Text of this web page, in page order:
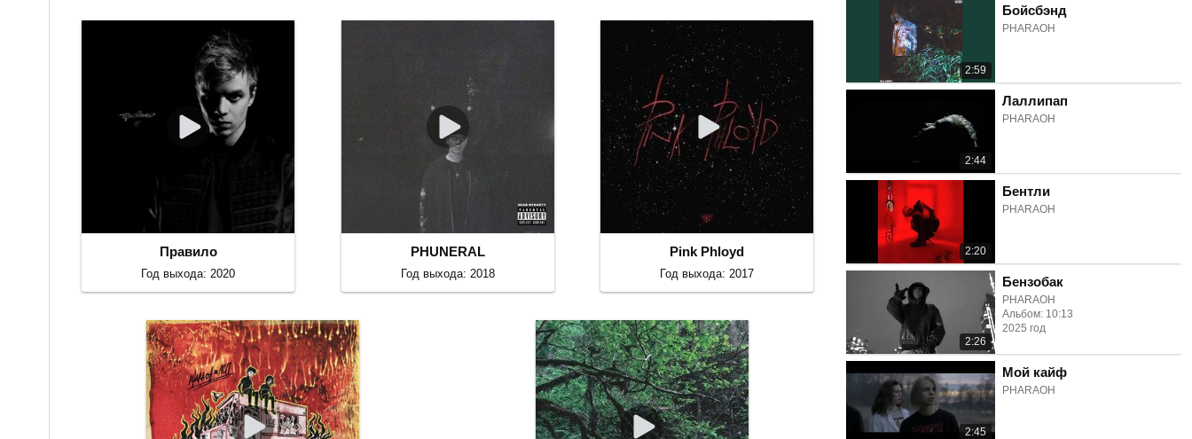
2:59
Бойсбэнд
PHARAOH
2:44
Лаллипап
PHARAOH
2:20
Бентли
PHARAOH
2:26
Бензобак
PHARAOH
Альбом: 10:13
2025 год
2:45
Мой кайф
PHARAOH
Правило
Год выхода: 2020
PHUNERAL
Год выхода: 2018
Pink Phloyd
Год выхода: 2017